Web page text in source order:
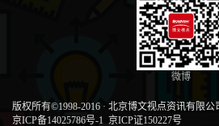
微博
版权所有©1998-2016 · 北京博文视点资讯有限公
京ICP备14025786号-1 京ICP证150227号